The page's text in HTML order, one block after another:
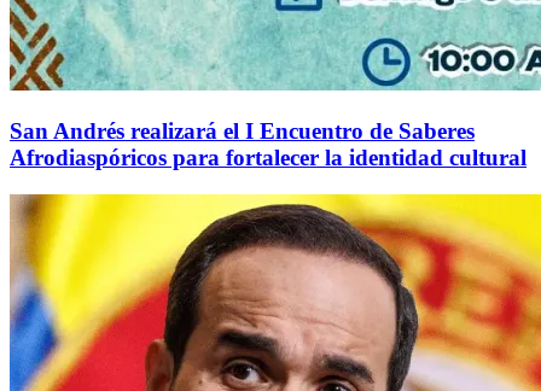
San Andrés realizará el I Encuentro de Saberes
Afrodiaspóricos para fortalecer la identidad cultural